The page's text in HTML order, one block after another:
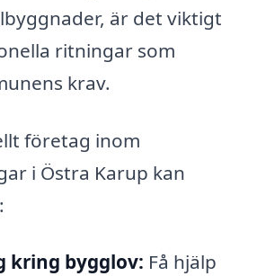
är det viktigt
ritningar som
krav.
företag inom
i Östra Karup kan
kring bygglov: Få hjälp